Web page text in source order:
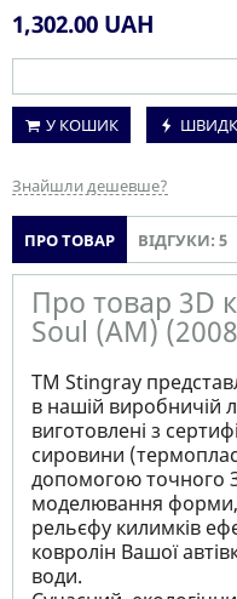
1,302.00 UAH
У КОШИК
Знайшли дешевше?
ПРО ТОВАР ВІДГУКИ: 5
Про товар 3D
Soul (AM)
ТМ Stingray
в нашій виробничій
виготовлені з
сировини
допомогою точного
моделювання
рельєфу килимків
ковролін Вашої
води.